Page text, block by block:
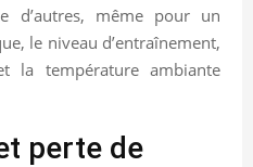
d’autres, même pour un
le niveau d’entraînement,
la température ambiante
perte de